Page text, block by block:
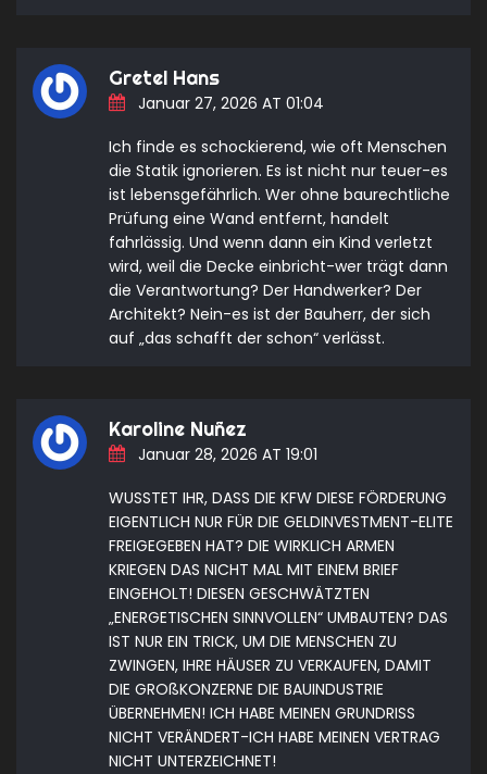
Gretel Hans
Januar 27, 2026 AT 01:04
Ich finde es schockierend, wie oft Menschen
die Statik ignorieren. Es ist nicht nur teuer-es
ist lebensgefährlich. Wer ohne baurechtliche
Prüfung eine Wand entfernt, handelt
fahrlässig. Und wenn dann ein Kind verletzt
wird, weil die Decke einbricht-wer trägt dann
die Verantwortung? Der Handwerker? Der
Architekt? Nein-es ist der Bauherr, der sich
auf „das schafft der schon“ verlässt.
Karoline Nuñez
Januar 28, 2026 AT 19:01
WUSSTET IHR, DASS DIE KFW DIESE FÖRDERUNG
EIGENTLICH NUR FÜR DIE GELDINVESTMENT-ELITE
FREIGEGEBEN HAT? DIE WIRKLICH ARMEN
KRIEGEN DAS NICHT MAL MIT EINEM BRIEF
EINGEHOLT! DIESEN GESCHWÄTZTEN
„ENERGETISCHEN SINNVOLLEN“ UMBAUTEN? DAS
IST NUR EIN TRICK, UM DIE MENSCHEN ZU
ZWINGEN, IHRE HÄUSER ZU VERKAUFEN, DAMIT
DIE GROßKONZERNE DIE BAUINDUSTRIE
ÜBERNEHMEN! ICH HABE MEINEN GRUNDRISS
NICHT VERÄNDERT-ICH HABE MEINEN VERTRAG
NICHT UNTERZEICHNET!